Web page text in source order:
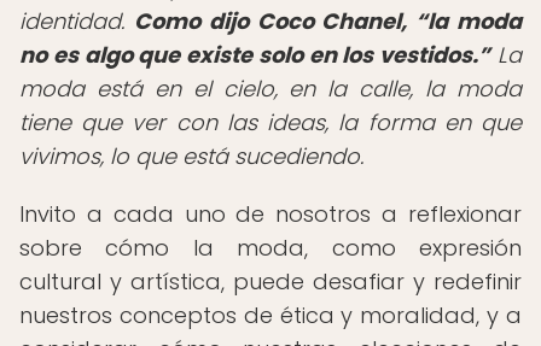
identidad. Como dijo Coco Chanel,
la moda
no es algo que existe solo en los vestidos. La
moda está en el cielo, en la calle, la moda
tiene que ver con las ideas, la forma en que
vivimos, lo que está sucediendo.
Invito a cada uno de nosotros a reflexionar
sobre cómo la moda, como expresión
cultural y artística, puede desafiar y redefinir
nuestros conceptos de ética y moralidad, y a